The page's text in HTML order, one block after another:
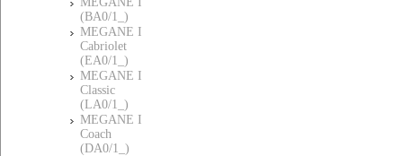
(BA0/1_)
MEGANE I
Cabriolet
(EA0/1_)
MEGANE I
Classic
(LA0/1_)
MEGANE I
Coach
(DA0/1_)